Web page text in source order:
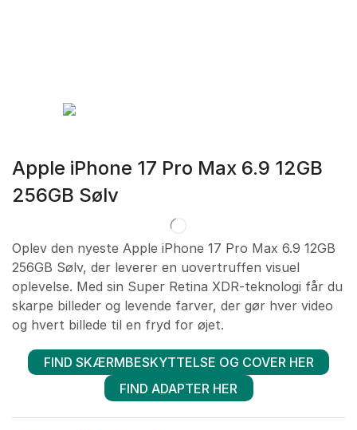
Apple iPhone 17 Pro Max 6.9 12GB
256GB Sølv
Oplev den nyeste Apple iPhone 17 Pro Max 6.9 12GB
256GB Sølv, der leverer en uovertruffen visuel
oplevelse. Med sin Super Retina XDR-teknologi får du
skarpe billeder og levende farver, der gør hver video
og hvert billede til en fryd for øjet.
FIND SKÆRMBESKYTTELSE OG COVER HER
FIND ADAPTER HER